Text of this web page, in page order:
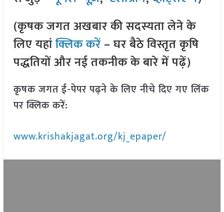
(कृषक जगत अखबार की सदस्यता लेने के
लिए यहांक्लिक करें– घर बैठे विस्तृत कृषि
पद्धतियों और नई तकनीक के बारे में पढ़ें)
कृषक जगत ई-पेपर पढ़ने के लिए नीचे दिए गए लिंक
पर क्लिक करें:
www.krishakjagat.org/kj_epaper/